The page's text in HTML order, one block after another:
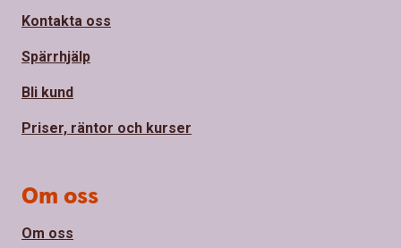
Kontakta oss
Spärrhjälp
Bli kund
Priser, räntor och kurser
Om oss
Om oss